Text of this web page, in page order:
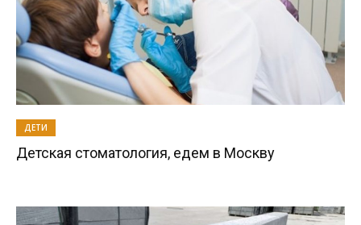
ДЕТИ
Детская стоматология, едем в Москву